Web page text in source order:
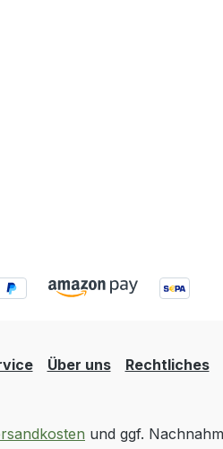
Über uns Rechtliches
und ggf.